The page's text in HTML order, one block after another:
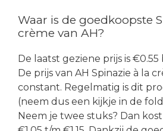
Waar is de goedkoopste
crème van AH?
De laatst geziene prijs is
De prijs van AH Spinazie à la
constant. Regelmatig is dit
(neem dus een kijkje in de
Neem je twee stuks? Dan